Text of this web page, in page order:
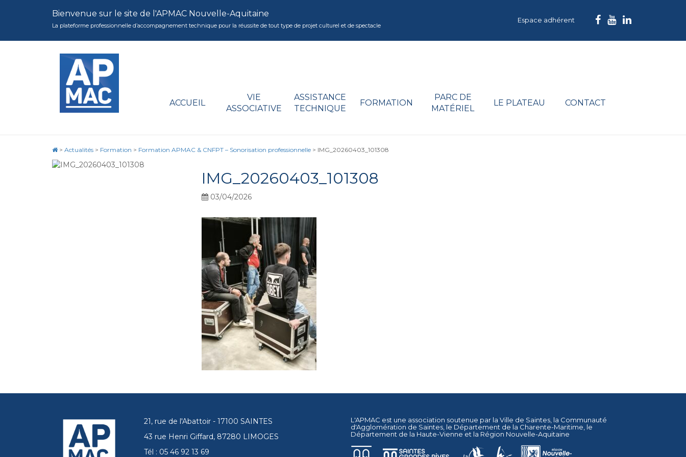
Bienvenue sur le site de l'APMAC Nouvelle-Aquitaine
La plateforme professionnelle d’accompagnement technique pour la réussite de tout type de projet culturel et de spectacle
Espace adhérent
ACCUEIL
VIE
ASSOCIATIVE
ASSISTANCE
TECHNIQUE
FORMATION
PARC DE
MATÉRIEL
LE PLATEAU CONTACT
> Actualités > Formation > Formation APMAC & CNFPT – Sonorisation professionnelle > IMG_20260403_101308
IMG_20260403_101308
03/04/2026
21, rue de l'Abattoir - 17100 SAINTES
43 rue Henri Giffard, 87280 LIMOGES
Tél : 05 46 92 13 69
L'APMAC est une association soutenue par la Ville de Saintes , la Communauté
d'Agglomération de Saintes , le Département de la Charente-Maritime , le
Département de la Haute-Vienne et la Région Nouvelle-Aquitaine